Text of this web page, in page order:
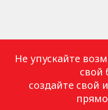
Не упускайте
свой
создайте свой